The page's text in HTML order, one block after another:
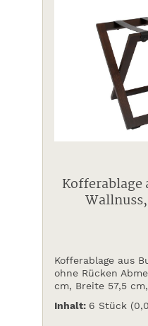
Kofferablage
Kofferablage aus
ohne Rücken
cm, Breite 57,5
Anfrage Bänder
Inhalt: 6 Stück